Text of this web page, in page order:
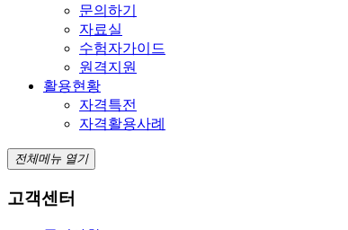
문의하기
자료실
수험자가이드
원격지원
활용현황
자격특전
자격활용사례
전체메뉴 열기
고객센터